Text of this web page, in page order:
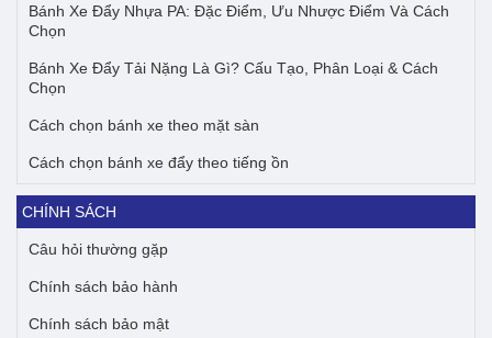
Bánh Xe Đẩy Nhựa PA: Đặc Điểm, Ưu Nhược Điểm Và Cách
Chọn
Bánh Xe Đẩy Tải Nặng Là Gì? Cấu Tạo, Phân Loại & Cách
Chọn
Cách chọn bánh xe theo mặt sàn
Cách chọn bánh xe đẩy theo tiếng ồn
CHÍNH SÁCH
Câu hỏi thường gặp
Chính sách bảo hành
Chính sách bảo mật